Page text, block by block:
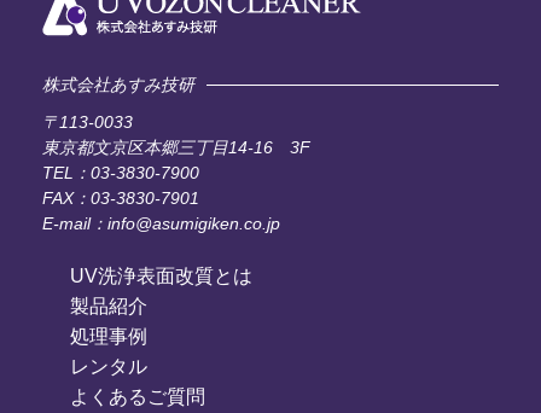
株式会社あすみ技研
〒113-0033
東京都文京区本郷三丁目14-16 3F
TEL：03-3830-7900
FAX：03-3830-7901
E-mail：info@asumigiken.co.jp
UV洗浄表面改質とは
製品紹介
処理事例
レンタル
よくあるご質問